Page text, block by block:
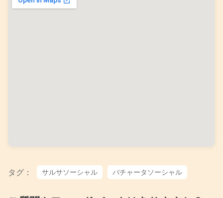
タグ： サルサソーシャル バチャータソーシャル